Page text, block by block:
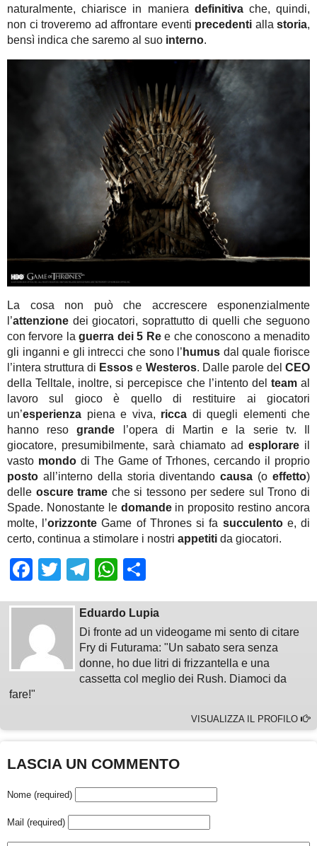
naturalmente, chiarisce in maniera definitivache, quindi,
non ci troveremo ad affrontare eventi precedenti alla storia,
bensì indica che saremo al suo interno.
La cosa non può che accrescere esponenzialmente
l’attenzione dei giocatori, soprattutto di quelli che seguono
con fervore laguerra dei 5 Ree che conoscono a menadito
gli inganni e gli intrecci che sono l’ humus dal quale fiorisce
l’intera struttura di Essos e Westeros. Dalle parole delCEO
della Telltale, inoltre, si percepisce che l’intento del teamal
lavoro sul gioco è quello di restituire ai giocatori
un’esperienza piena e viva, ricca di quegli elementi che
hanno resogrande l’opera di Martin e la serie tv. Il
giocatore, presumibilmente, sarà chiamato ad esplorare il
vasto mondodi The Game of Trhones, cercando il proprio
posto all’interno della storia diventandocausa (oeffetto)
delle oscure trame che si tessono per sedere sul Trono di
Spade. Nonostante le domandein proposito restino ancora
molte, l’orizzonte Game of Thrones si fa succulentoe, di
certo, continua a stimolare i nostri appetiti da giocatori.
Facebook
TwitterTelegram
WhatsApp
Eduardo Lupia
Di fronte ad un videogame mi sento di citare
Fry di Futurama: "Un sabato sera senza
donne, ho due litri di frizzantella e una
cassetta col meglio dei Rush. Diamoci da
fare!"
VISUALIZZA IL PROFILO
LASCIA UN COMMENTO
Nome (required)
Mail (required)